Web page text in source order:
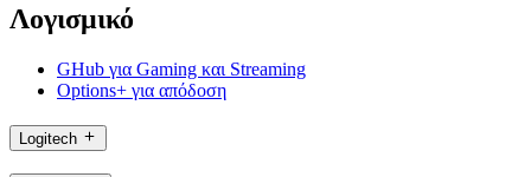
Λογισμικό
GHub για Gaming και Streaming
Options+ για απόδοση
Logitech